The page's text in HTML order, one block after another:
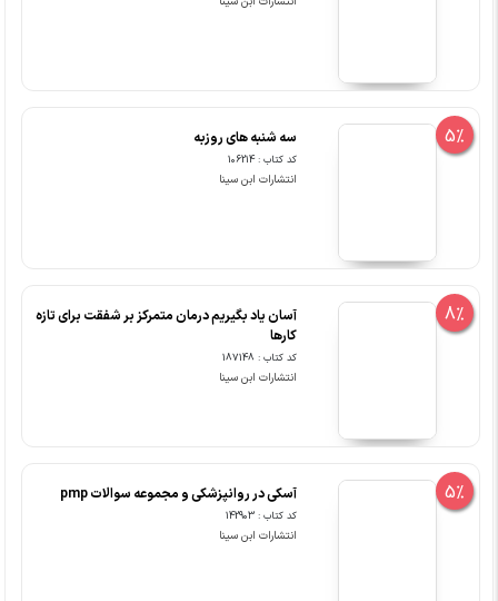
5% سه شنبه های روزبه
کد کتاب : 106214
انتشارات ابن سینا
8%
آسان یاد بگیریم درمان متمرکز بر شفقت برای تازه
کارها
کد کتاب : 187148
انتشارات ابن سینا
5% آسکی در روانپزشکی و مجموعه سوالات pmp
کد کتاب : 142903
انتشارات ابن سینا